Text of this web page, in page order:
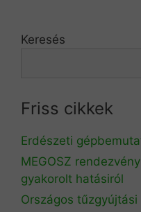
Keresés
Friss cikkek
Erdészeti
MEGOSZ
gyakorolt hatásiról
Országos